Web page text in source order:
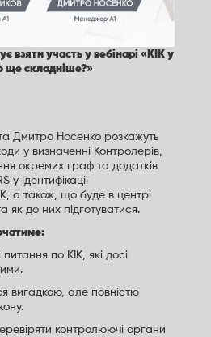
взяти участь у вебінарі «КІК у
ще складніше?»
Дмитро Носенко розкажуть
у визначенні Контролерів,
окремих граф та додатків
у ідентифікації
а також, що буде в центрі
як до них підготуватися.
питання по КІК, які досі
вигадкою, але повністю
контролюючі органи